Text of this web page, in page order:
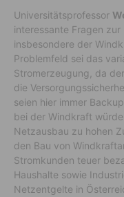
Universitätsprofessor
interessante Fragen
insbesondere der
Problemfeld sei das
Stromerzeugung, da
die
seien hier immer
bei der Windkraft
Netzausbau zu hohen
den Bau von
Stromkunden teuer
Haushalte sowie
Netzentgelte in